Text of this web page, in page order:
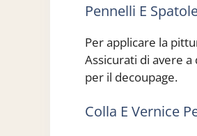
Pennelli E
Per applicare la
Assicurati di avere
per il decoupage.
Colla E Vernice